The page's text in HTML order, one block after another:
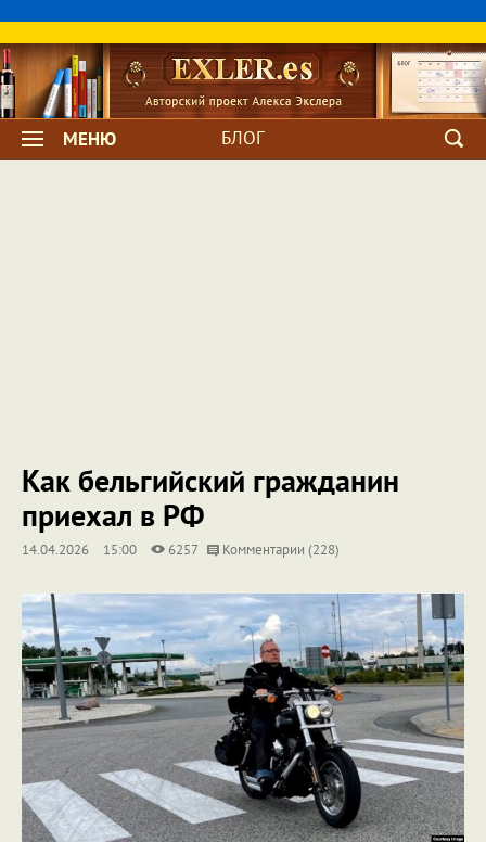
МЕНЮ БЛОГ
Как бельгийский гражданин
приехал в РФ
14.04.2026 15:00 6257 Комментарии (228)